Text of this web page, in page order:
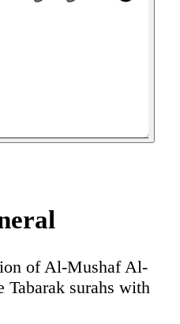
of Al-Mushaf Al-
surahs with